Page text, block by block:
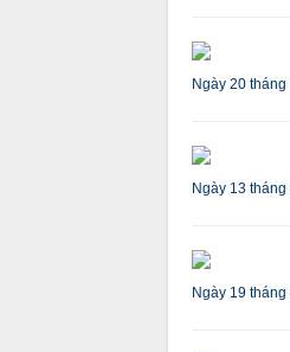
Ngày 20
Ngày 13
Ngày 19